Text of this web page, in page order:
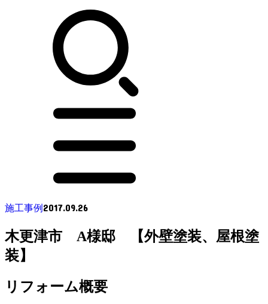
施工事例 2017.09.26
木更津市 A様邸 【外壁塗装、屋根塗
装】
リフォーム概要